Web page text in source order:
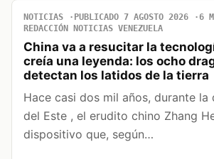
NOTICIAS PUBLICADO 7 AGOSTO 2026
6
REDACCIÓN NOTICIAS VENEZUELA
China va a resucitar la
creía una leyenda: los ocho
detectan los latidos de la tierra
Hace casi dos mil años, durante la
del Este , el erudito chino Zhang
dispositivo que, según…